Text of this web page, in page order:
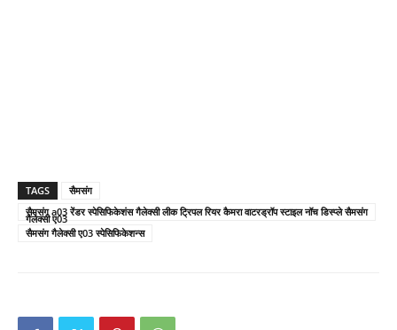
TAGS
सैमसंग
सैमसंग a03 रेंडर स्पेसिफिकेशंस गैलेक्सी लीक ट्रिपल रियर कैमरा वाटरड्रॉप स्टाइल नॉच डिस्प्ले सैमसंग
गैलेक्सी ए03
सैमसंग गैलेक्सी ए03 स्पेसिफिकेशन्स